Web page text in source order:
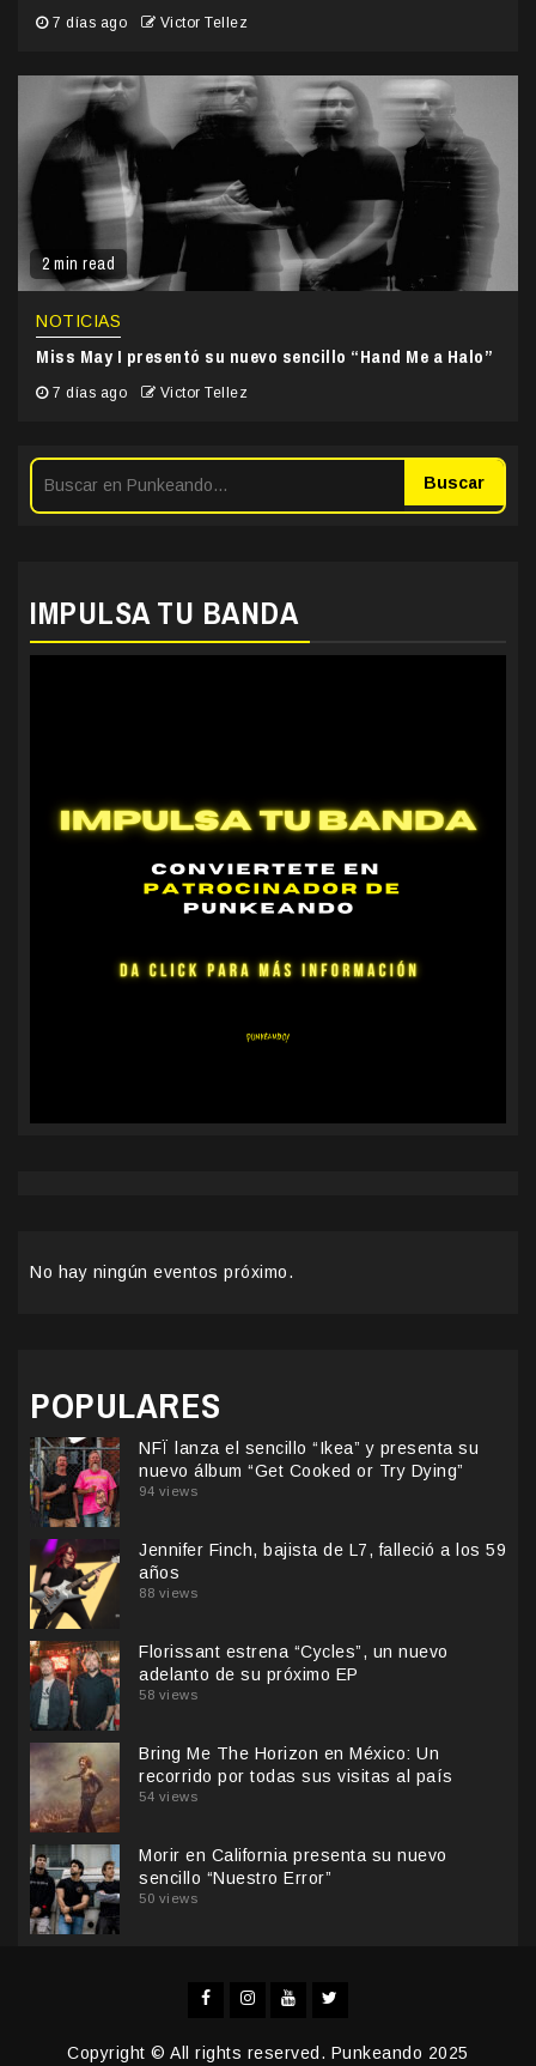
7 días ago Victor Tellez
2 min read
NOTICIAS
Miss May I presentó su nuevo sencillo “Hand Me a Halo”
7 días ago Victor Tellez
Buscar
IMPULSA TU BANDA
No hay ningún eventos próximo.
POPULARES
NFÏ lanza el sencillo “Ikea” y presenta su
nuevo álbum “Get Cooked or Try Dying”
94 views
Jennifer Finch, bajista de L7, falleció a los 59
años
88 views
Florissant estrena “Cycles”, un nuevo
adelanto de su próximo EP
58 views
Bring Me The Horizon en México: Un
recorrido por todas sus visitas al país
54 views
Morir en California presenta su nuevo
sencillo “Nuestro Error”
50 views
Facebook
Instagram
YouTube
Twitter
Copyright © All rights reserved. Punkeando 2025